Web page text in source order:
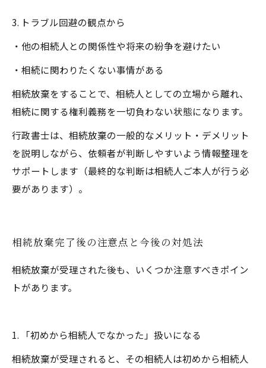
3. トラブル回避の観点から
・他の相続人との関係性や将来の紛争を避けたい
・相続に関わりたくない事情がある
相続放棄をすることで、相続人としての立場から離れ、
相続に関する権利義務を一切負わない状態になります。
行政書士は、相続放棄の一般的なメリット・デメリット
を説明しながら、依頼者が判断しやすいよう情報整理を
サポートします（最終的な判断は相続人ご本人が行う必
要があります）。
相続放棄完了後の注意点と今後の対処法
相続放棄が受理された後も、いくつか注意すべきポイン
トがあります。
1. 「初めから相続人でなかった」扱いになる
相続放棄が受理されると、その相続人は初めから相続人